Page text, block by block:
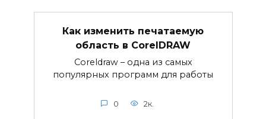
Как изменить печатаемую
область в CorelDRAW
Coreldraw – одна из самых
популярных программ для работы
0 2к.